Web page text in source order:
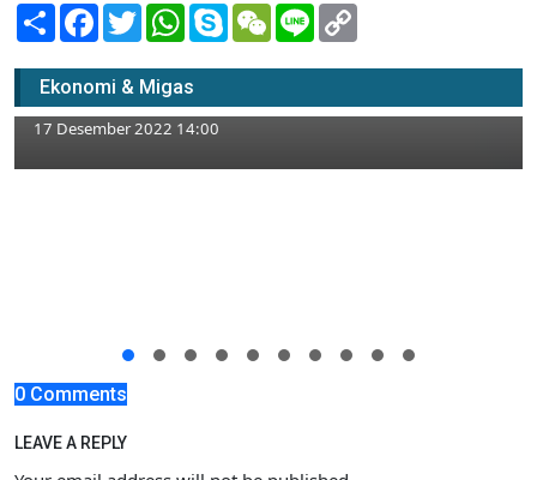
Share Facebook
TwitterWhatsApp
SkypeWeChatLine
Ekonomi & Migas
Terekam CCTV, Pria Bertopi Merah Kembali
Mencuri pada Toko Aksesoris Handphone
di Tuban
17 Desember 2022 14:00
0 Comments
LEAVE A REPLY